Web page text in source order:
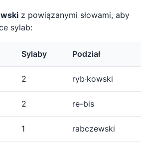
z powiązanymi słowami, aby
sylab:
Sylaby Podział
2 ryb·kowski
2 re-bis
1 rabczewski